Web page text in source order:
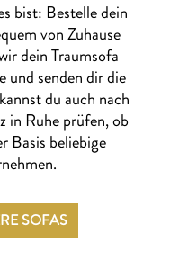
bist: Bestelle dein
von Zuhause
dein Traumsofa
und senden dir die
du auch nach
in Ruhe prüfen, ob
Basis beliebige
SOFAS